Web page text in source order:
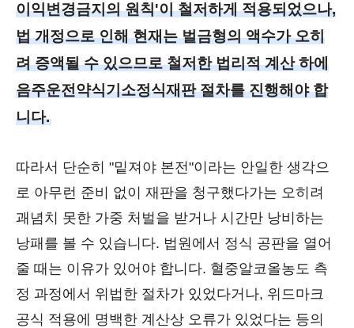
이익변경금지의 원칙'이 철저하게 적용되었으나,
법 개정으로 인해 현재는 벌금형의 액수가 오히
려 증액될 수 있으므로 철저한 법리적 계산 하에
음주운전약식기소정식재판 절차를 진행해야 합
니다.
따라서 단순히 "밑져야 본전"이라는 안일한 생각으
로 아무런 준비 없이 재판을 청구했다가는 오히려
괘념치 못한 가중 처벌을 받거나 시간만 낭비하는
낭패를 볼 수 있습니다. 법원에서 정식 공판을 열어
줄 때는 이유가 있어야 합니다. 혈중알코올농도 측
정 과정에서 위법한 절차가 있었다거나, 위드마크
공식 적용에 명백한 계산상 오류가 있었다는 등의